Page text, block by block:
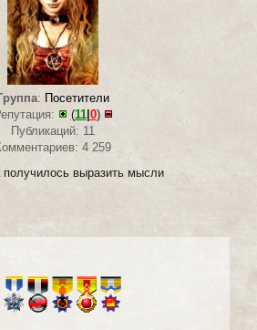
: Посетители
(11| 0)
Публикаций: 11
4 259
получилось выразить мысли